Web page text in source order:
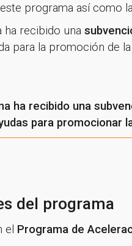
programa así como
ha recibido una
para la promoción de
ha recibido una
para
del programa
el Programa de